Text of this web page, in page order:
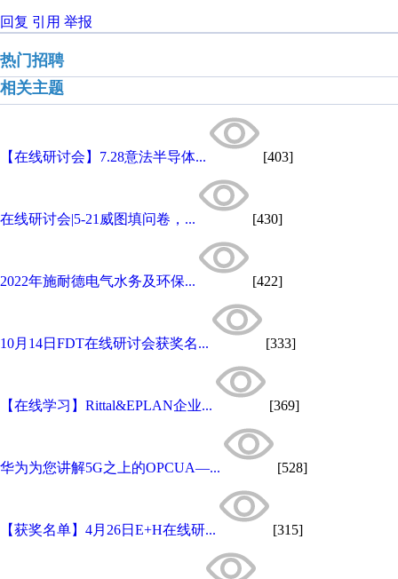
回复 引用 举报
热门招聘
相关主题
【在线研讨会】7.28意法半导体... [403]
在线研讨会|5-21威图填问卷，... [430]
2022年施耐德电气水务及环保... [422]
10月14日FDT在线研讨会获奖名... [333]
【在线学习】Rittal&EPLAN企业... [369]
华为为您讲解5G之上的OPCUA—... [528]
【获奖名单】4月26日E+H在线研... [315]